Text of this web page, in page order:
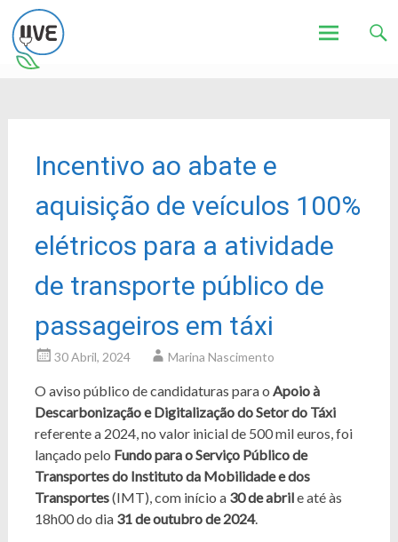
Incentivo ao abate e
aquisição de veículos 100%
elétricos para a atividade
de transporte público de
passageiros em táxi
30 Abril, 2024 Marina Nascimento
O aviso público de candidaturas para o Apoio à
Descarbonização e Digitalização do Setor do Táxi
referente a 2024, no valor inicial de 500 mil euros, foi
lançado pelo Fundo para o Serviço Público de
Transportes do Instituto da Mobilidade e dos
Transportes(IMT), com início a 30 de abrile até às
18h00 do dia 31 de outubro de 2024.